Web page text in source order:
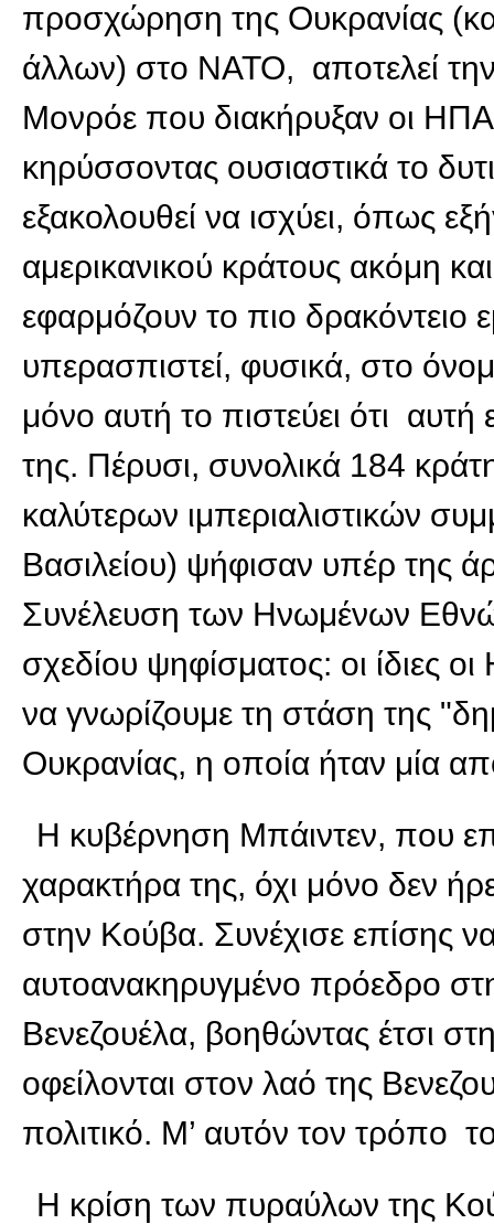
προσχώρηση της Ουκρανίας
άλλων) στο ΝΑΤΟ, αποτελεί
Μονρόε που διακήρυξαν οι
κηρύσσοντας ουσιαστικά το
εξακολουθεί να ισχύει, όπως
αμερικανικού κράτους ακόμη
εφαρμόζουν το πιο
υπερασπιστεί, φυσικά, στο
μόνο αυτή το πιστεύει ότι
της. Πέρυσι, συνολικά 184
καλύτερων ιμπεριαλιστικών
Βασιλείου) ψήφισαν υπέρ της
Συνέλευση των Ηνωμένων
σχεδίου ψηφίσματος: οι ίδιες
να γνωρίζουμε τη στάση της
Ουκρανίας, η οποία ήταν μία
Η κυβέρνηση Μπάιντεν, που
χαρακτήρα της, όχι μόνο δεν
στην Κούβα. Συνέχισε επίσης
αυτοανακηρυγμένο πρόεδρο
Βενεζουέλα, βοηθώντας έτσι
οφείλονται στον λαό της
πολιτικό. Μ’ αυτόν τον τρόπο
Η κρίση των πυραύλων της